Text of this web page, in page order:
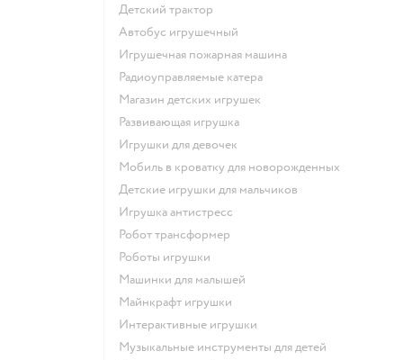
Детский трактор
Автобус игрушечный
Игрушечная пожарная машина
Радиоуправляемые катера
Магазин детских игрушек
Развивающая игрушка
Игрушки для девочек
Мобиль в кроватку для новорожденных
Детские игрушки для мальчиков
Игрушка антистресс
Робот трансформер
Роботы игрушки
Машинки для малышей
Майнкрафт игрушки
Интерактивные игрушки
Музыкальные инструменты для детей